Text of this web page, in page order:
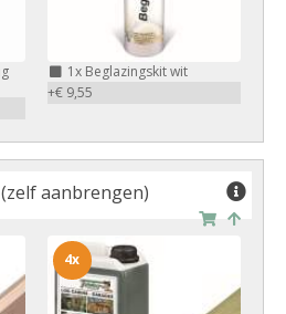
1xBeglazingskit wit
+€ 9,55
(zelf aanbrengen)
4x